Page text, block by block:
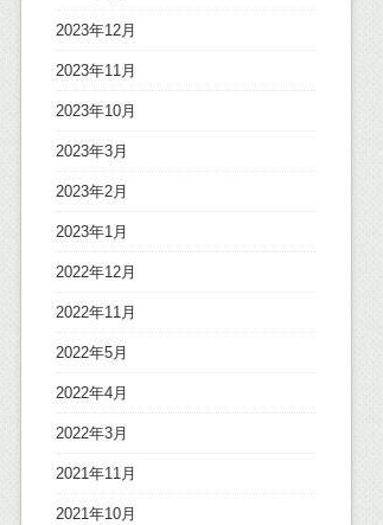
2023年12月
2023年11月
2023年10月
2023年3月
2023年2月
2023年1月
2022年12月
2022年11月
2022年5月
2022年4月
2022年3月
2021年11月
2021年10月